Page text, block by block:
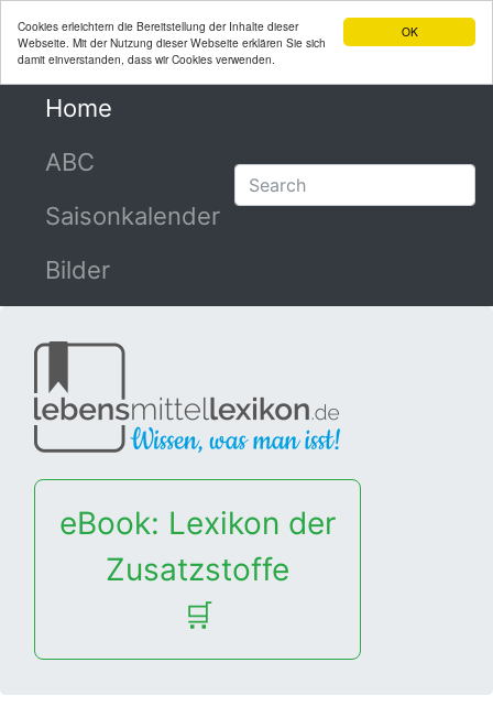
OK
Cookies erleichtern die Bereitstellung der Inhalte dieser
Webseite. Mit der Nutzung dieser Webseite erklären Sie sich
damit einverstanden, dass wir Cookies verwenden.
Home
ABC
Saisonkalender
Bilder
eBook: Lexikon der
Zusatzstoffe
🛒